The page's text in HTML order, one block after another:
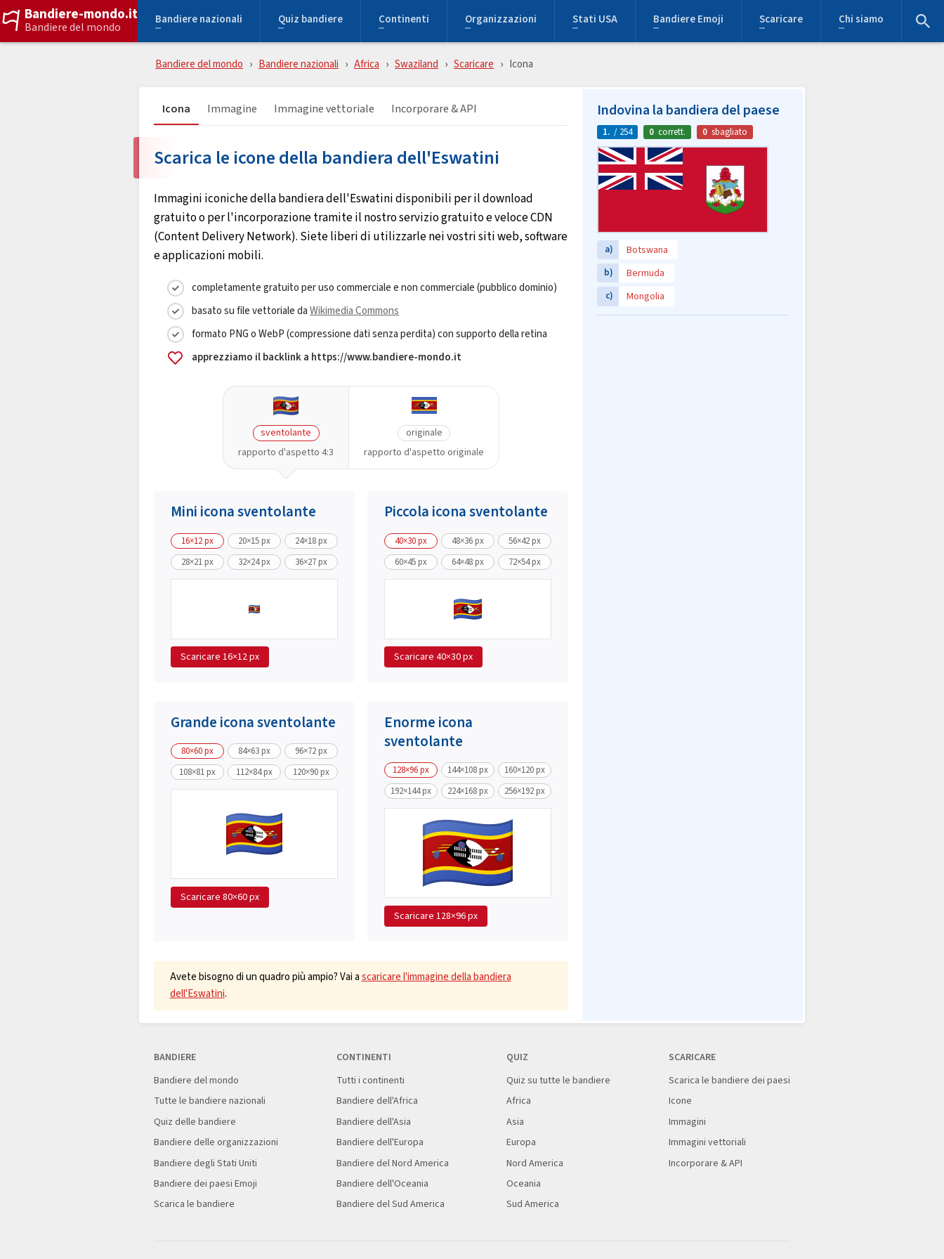
Bandiere-mondo.it
Bandiere del mondo
Bandiere nazionali Quiz bandiere Continenti Organizzazioni Stati USA Bandiere Emoji Scaricare Chi siamo
Bandiere del mondo Bandiere nazionali Africa Swaziland Scaricare Icona
Icona Immagine Immagine vettoriale Incorporare & API
Scarica le icone della bandiera dell'Eswatini
Immagini iconiche della bandiera dell'Eswatini disponibili per il download
gratuito o per l'incorporazione tramite il nostro servizio gratuito e veloce CDN
(Content Delivery Network). Siete liberi di utilizzarle nei vostri siti web, software
e applicazioni mobili.
completamente gratuito per uso commerciale e non commerciale (pubblico dominio)
basato su file vettoriale daWikimedia Commons
formato PNG o WebP (compressione dati senza perdita) con supporto della retina
apprezziamo il backlink a https://www.bandiere-mondo.it
sventolante
rapporto d'aspetto 4:3
originale
rapporto d'aspetto originale
Mini icona sventolante
16×12 px 20×15 px
24×18 px
28×21 px
32×24 px 36×27 px
Scaricare 16×12 px
Piccola icona sventolante
40×30 px 48×36 px
56×42 px
60×45 px
64×48 px 72×54 px
Scaricare 40×30 px
Grande icona sventolante
80×60 px 84×63 px
96×72 px
108×81 px
112×84 px 120×90 px
Scaricare 80×60 px
Enorme icona
sventolante
128×96 px 144×108 px
160×120 px
192×144 px
224×168 px 256×192 px
Scaricare 128×96 px
Avete bisogno di un quadro più ampio? Vai ascaricare l'immagine della bandiera
dell'Eswatini.
Indovina la bandiera del paese
1. / 254 0 corrett. 0 sbagliato
a) Botswana
b) Bermuda
c) Mongolia
BANDIERE
Bandiere del mondo
Tutte le bandiere nazionali
Quiz delle bandiere
Bandiere delle organizzazioni
Bandiere degli Stati Uniti
Bandiere dei paesi Emoji
Scarica le bandiere
CONTINENTI
Tutti i continenti
Bandiere dell'Africa
Bandiere dell'Asia
Bandiere dell'Europa
Bandiere del Nord America
Bandiere dell'Oceania
Bandiere del Sud America
QUIZ
Quiz su tutte le bandiere
Africa
Asia
Europa
Nord America
Oceania
Sud America
SCARICARE
Scarica le bandiere dei paesi
Icone
Immagini
Immagini vettoriali
Incorporare & API